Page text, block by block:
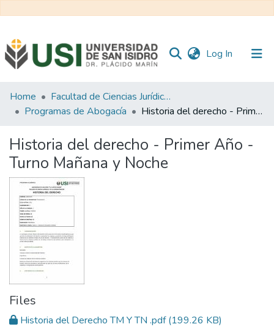
Log In (current)
Communities
&
All of RI USI
Statistics
Home
Facultad de Ciencias Jurídicas y de la Administración
Programas de Abogacía
Historia del derecho - Primer Año - Turno Mañana y Noche
Historia del derecho - Primer Año -
Turno Mañana y Noche
Files
Historia del Derecho TM Y TN .pdf(199.26 KB)